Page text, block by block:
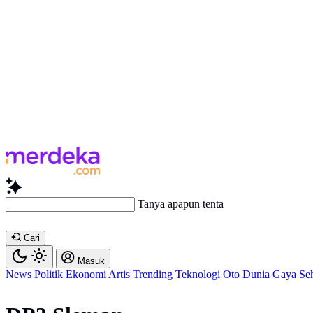
Tanya apapun tentang art
Cari
Masuk
News Politik Ekonomi Artis Trending Teknologi Oto Dunia Gaya